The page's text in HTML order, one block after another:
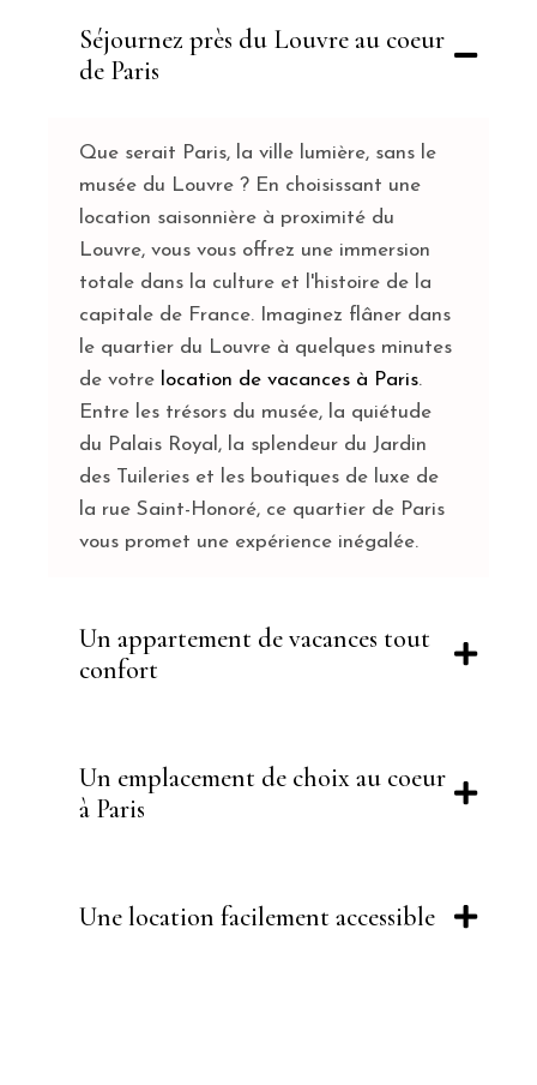
Séjournez près du Louvre au coeur
de Paris
Que serait Paris, laville lumière, sans le
musée du Louvre ? En choisissant une
location saisonnière à proximité du
Louvre, vous vous offrez une immersion
totale dans la culture et l'histoire de la
capitale de France. Imaginez flâner dans
le quartier du Louvre à quelques minutes
de votre location de vacances à Paris.
Entre les trésors du musée, la quiétude
du Palais Royal, la splendeur du Jardin
des Tuileries et les boutiques de luxe de
la rue Saint-Honoré, ce quartier de Paris
vous promet une expérience inégalée.
Un appartement de vacances tout
confort
Un emplacement de choix au coeur
à Paris
Une location facilement accessible